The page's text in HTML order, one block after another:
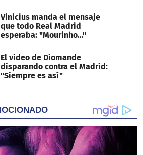
Vinicius manda el mensaje
que todo Real Madrid
esperaba: "Mourinho..."
El video de Diomande
disparando contra el Madrid:
"Siempre es así"